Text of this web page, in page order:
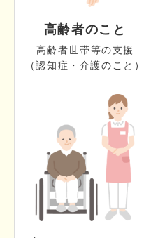
高齢者のこと
高齢者世帯等の支援
（認知症・介護のこと）